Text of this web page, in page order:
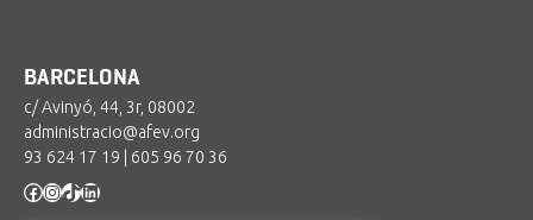
BARCELONA
c/ Avinyó, 44, 3r, 08002
administracio@afev.org
93 624 17 19
605 96 70 36
Facebook
Instagram
TikTok
LinkedIn